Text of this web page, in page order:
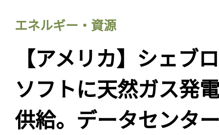
エネルギー・資源
【アメリカ】シェブ
ソフトに天然ガス発
供給。データセンタ